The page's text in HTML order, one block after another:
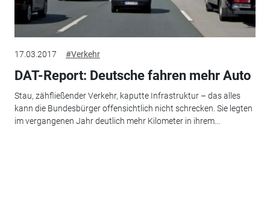
17.03.2017 #Verkehr
DAT-Report: Deutsche fahren mehr Auto
Stau, zähfließender Verkehr, kaputte Infrastruktur – das alles
kann die Bundesbürger offensichtlich nicht schrecken. Sie legten
im vergangenen Jahr deutlich mehr Kilometer in ihrem...